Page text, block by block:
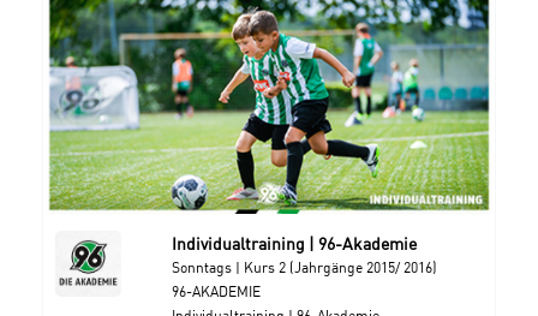
Individualtraining | 96-Akademie
Sonntags | Kurs 2 (Jahrgänge 2015/ 2016)
96-AKADEMIE